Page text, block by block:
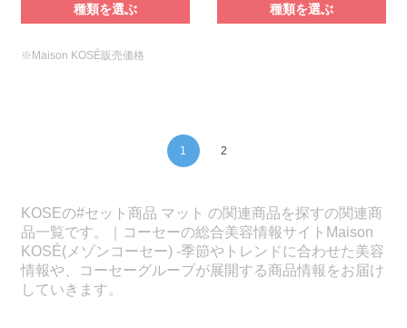
種類を選ぶ 種類を選ぶ
※Maison KOSÉ販売価格
1 2
KOSEの#セット商品 マット の関連商品を探すの関連商
品一覧です。｜コーセーの総合美容情報サイトMaison
KOSÉ(メゾンコーセー) -季節やトレンドに合わせた美容
情報や、コーセーグループが展開する商品情報をお届け
していきます。